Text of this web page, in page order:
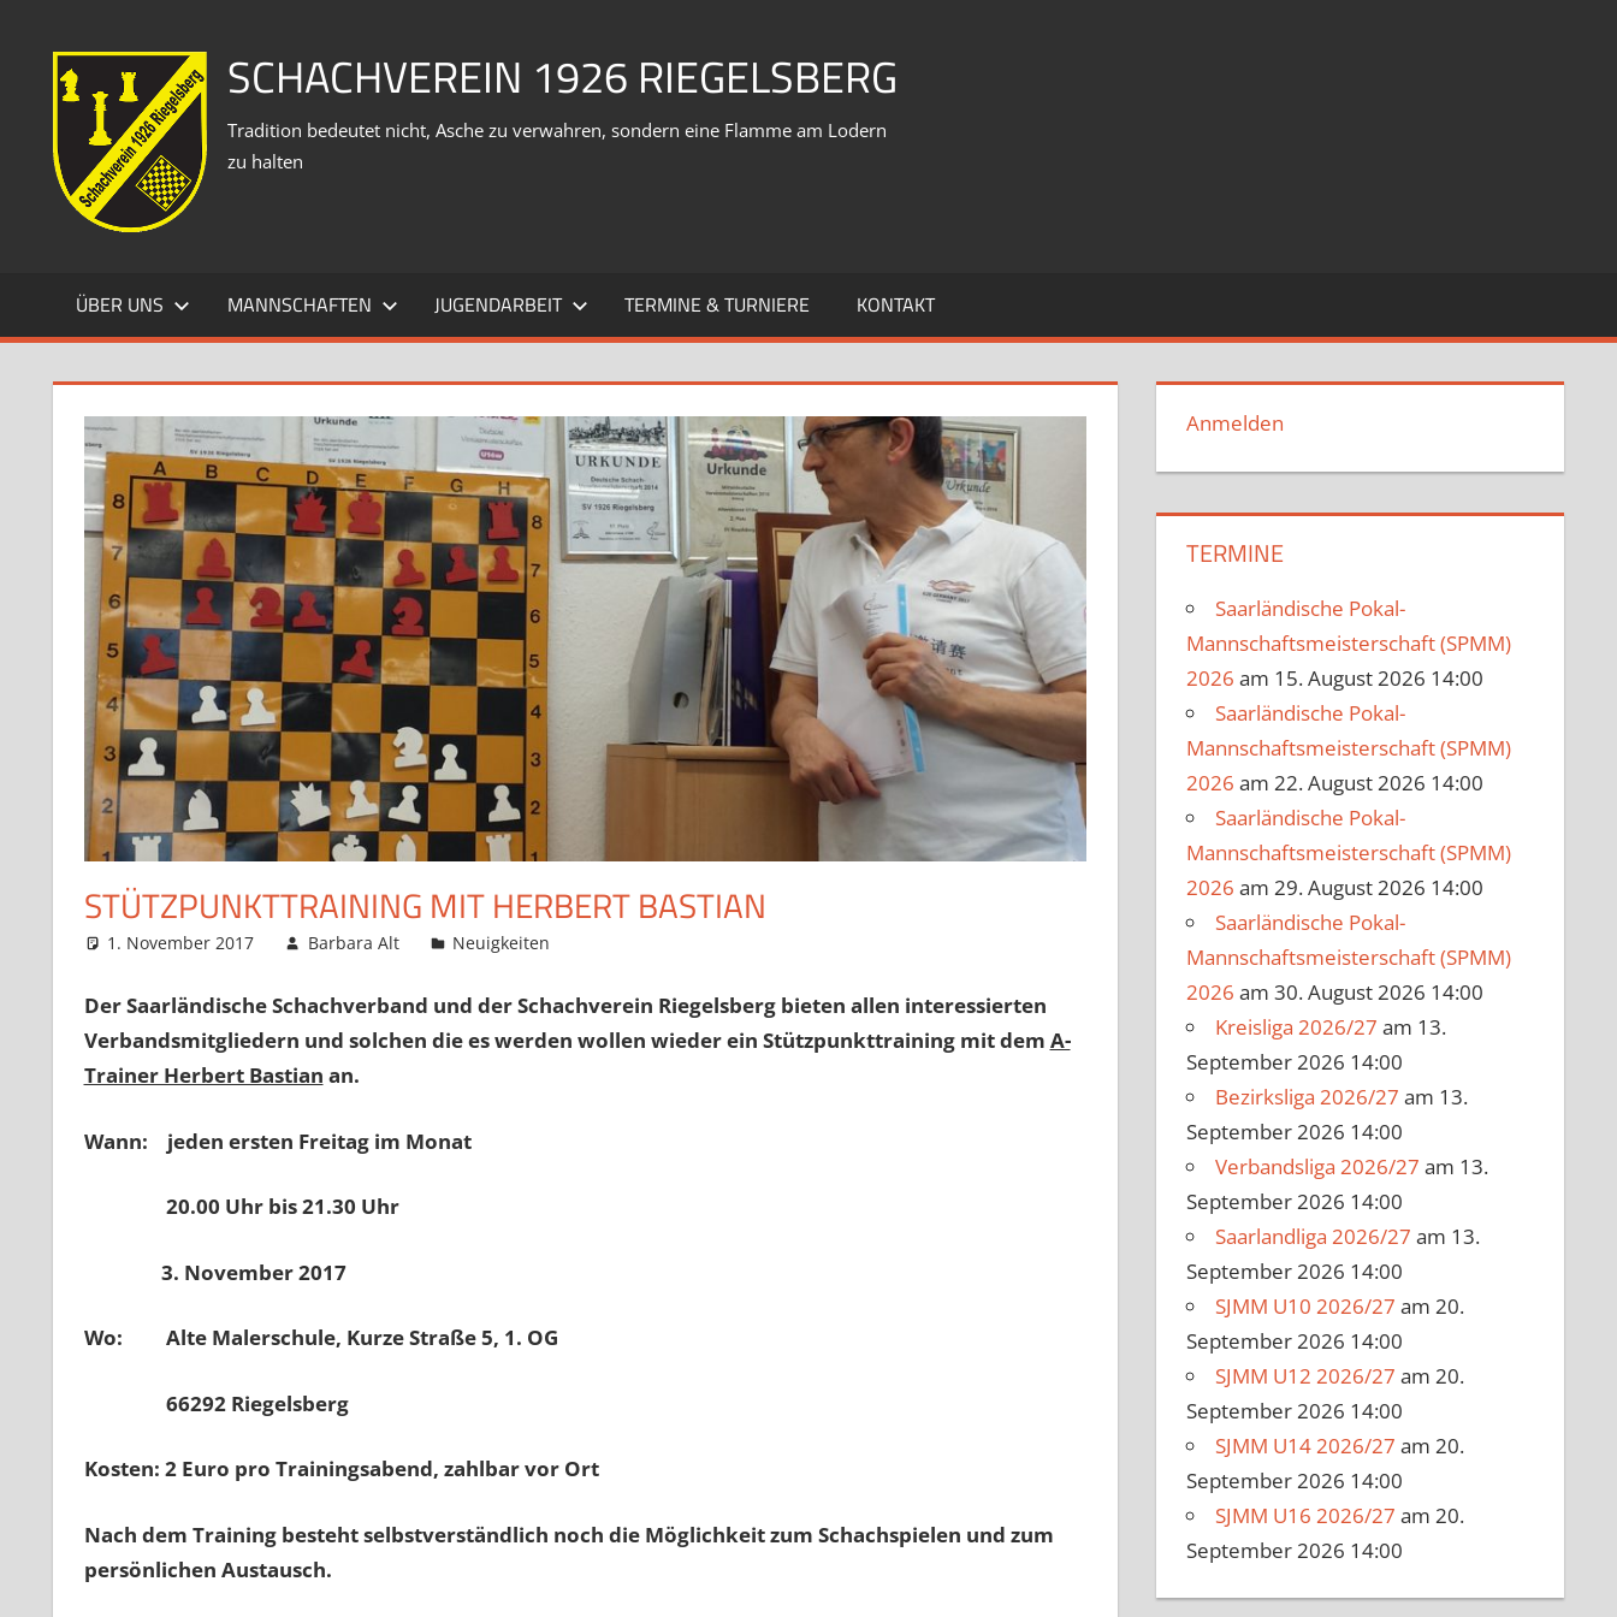
springen
SCHACHVEREIN 1926 RIEGELSBERG
Tradition bedeutet nicht, Asche zu verwahren, sondern eine Flamme am Lodern
zu halten
ÜBER UNS MANNSCHAFTEN JUGENDARBEIT TERMINE & TURNIERE KONTAKT
STÜTZPUNKTTRAINING MIT HERBERT BASTIAN
1. November 2017 Barbara Alt Neuigkeiten
Der Saarländische Schachverband und der Schachverein Riegelsberg bieten allen interessierten
Verbandsmitgliedern und solchen die es werden wollen wieder ein Stützpunkttraining mit dem A-
Trainer Herbert Bastian an.
Wann: jeden ersten Freitag im Monat
20.00 Uhr bis 21.30 Uhr
3. November 2017
Wo: Alte Malerschule, Kurze Straße 5, 1. OG
66292 Riegelsberg
Kosten: 2 Euro pro Trainingsabend, zahlbar vor Ort
Nach dem Training besteht selbstverständlich noch die Möglichkeit zum Schachspielen und zum
persönlichen Austausch.
Anmelden
TERMINE
Saarländische Pokal-
Mannschaftsmeisterschaft (SPMM)
2026 am 15. August 2026 14:00
Saarländische Pokal-
Mannschaftsmeisterschaft (SPMM)
2026 am 22. August 2026 14:00
Saarländische Pokal-
Mannschaftsmeisterschaft (SPMM)
2026 am 29. August 2026 14:00
Saarländische Pokal-
Mannschaftsmeisterschaft (SPMM)
2026 am 30. August 2026 14:00
Kreisliga 2026/27 am 13.
September 2026 14:00
Bezirksliga 2026/27 am 13.
September 2026 14:00
Verbandsliga 2026/27 am 13.
September 2026 14:00
Saarlandliga 2026/27 am 13.
September 2026 14:00
SJMM U10 2026/27 am 20.
September 2026 14:00
SJMM U12 2026/27 am 20.
September 2026 14:00
SJMM U14 2026/27 am 20.
September 2026 14:00
SJMM U16 2026/27 am 20.
September 2026 14:00